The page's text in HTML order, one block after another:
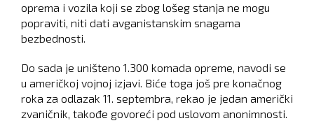
oprema i vozila koji se zbog lošeg stanja ne mogu
popraviti, niti dati avganistanskim snagama
bezbednosti.
Do sada je uništeno 1.300 komada opreme, navodi se
u američkoj vojnoj izjavi. Biće toga još pre konačnog
roka za odlazak 11. septembra, rekao je jedan američki
zvaničnik, takođe govoreći pod uslovom anonimnosti.